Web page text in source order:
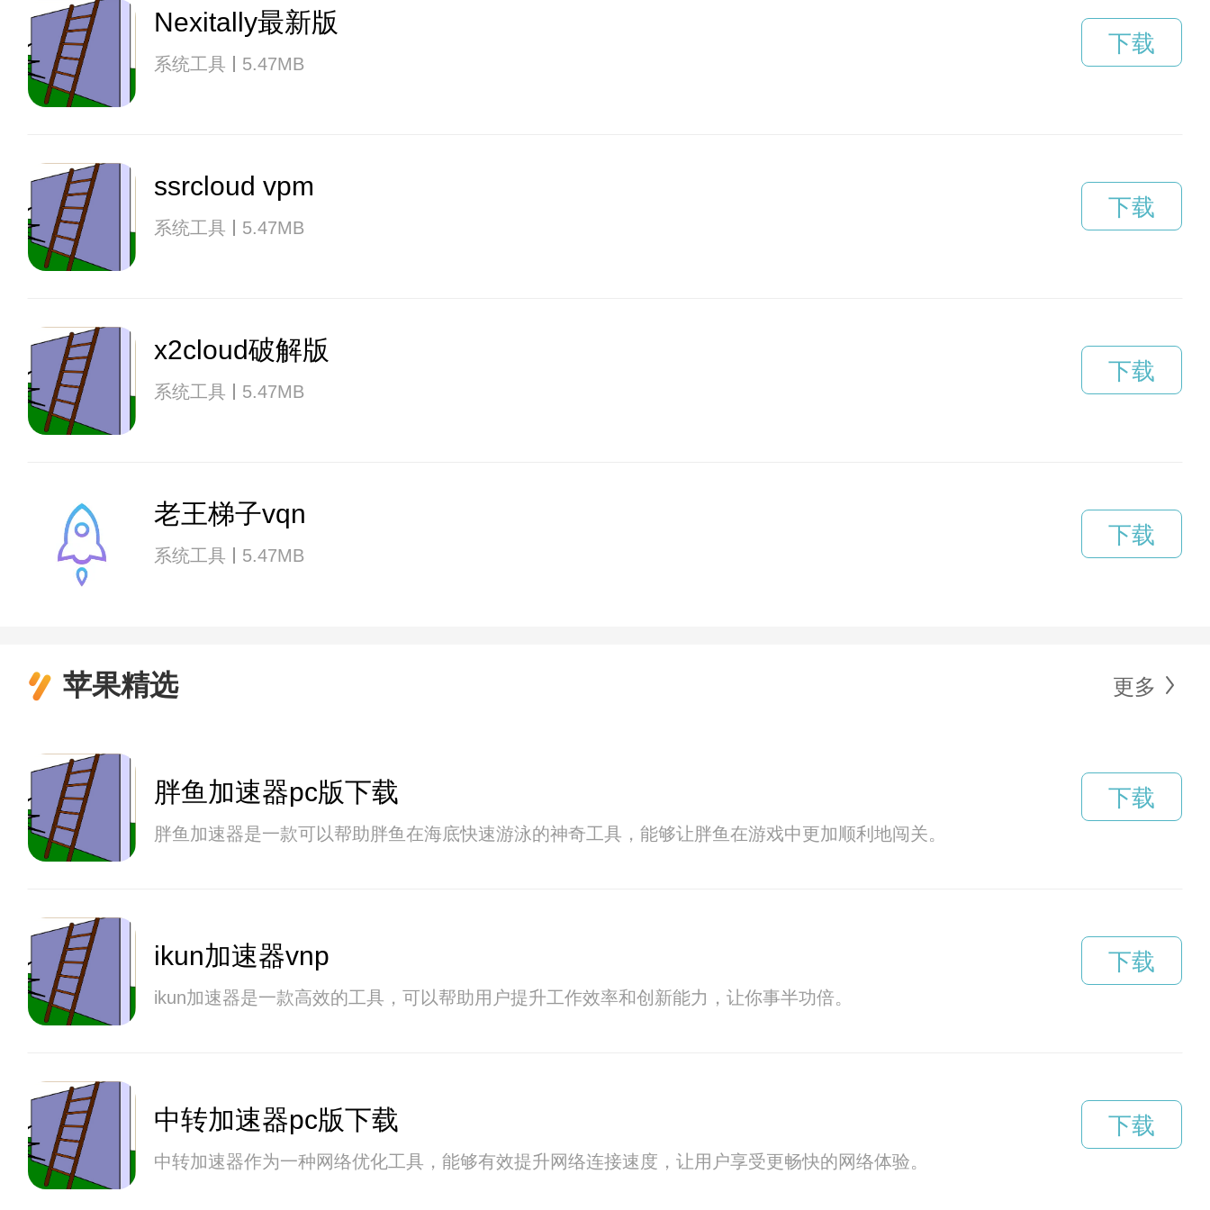
Nexitally最新版
系统工具 5.47MB
下载
ssrcloud vpm
系统工具 5.47MB
下载
x2cloud破解版
系统工具 5.47MB
下载
老王梯子vqn
系统工具 5.47MB
下载
苹果精选 更多
胖鱼加速器pc版下载
胖鱼加速器是一款可以帮助胖鱼在海底快速游泳的神奇工具，能够让胖鱼在游戏中更加顺利地闯关。
下载
ikun加速器vnp
ikun加速器是一款高效的工具，可以帮助用户提升工作效率和创新能力，让你事半功倍。
下载
中转加速器pc版下载
中转加速器作为一种网络优化工具，能够有效提升网络连接速度，让用户享受更畅快的网络体验。
下载